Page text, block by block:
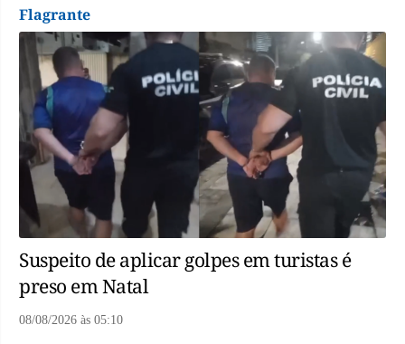
Flagrante
Suspeito de aplicar golpes em turistas é
preso em Natal
08/08/2026 às 05:10